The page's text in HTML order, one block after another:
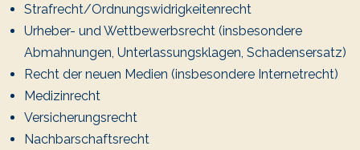
Strafrecht/Ordnungswidrigkeitenrecht
Urheber- und Wettbewerbsrecht (insbesondere
Abmahnungen, Unterlassungsklagen, Schadensersatz)
Recht der neuen Medien (insbesondere Internetrecht)
Medizinrecht
Versicherungsrecht
Nachbarschaftsrecht